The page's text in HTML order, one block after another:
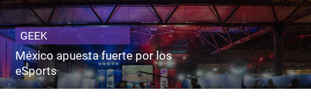
GEEK
México apuesta fuerte por los
eSports